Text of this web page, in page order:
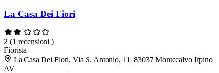
La Casa Dei Fiori
2 (1 recensioni )
Fiorista
La Casa Dei Fiori, Via S. Antonio, 11, 83037 Montecalvo Irpino
AV